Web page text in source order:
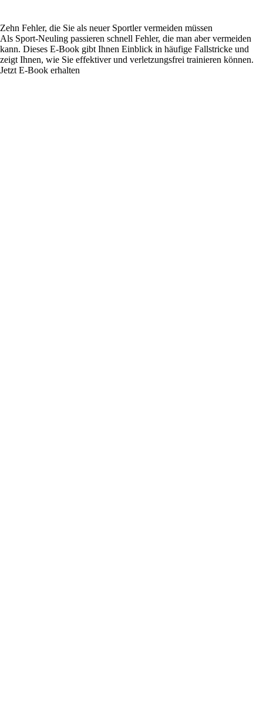
Zehn Fehler, die Sie als neuer Sportler vermeiden müssen
Als Sport-Neuling passieren schnell Fehler, die man aber vermeiden
kann. Dieses E-Book gibt Ihnen Einblick in häufige Fallstricke und
zeigt Ihnen, wie Sie effektiver und verletzungsfrei trainieren können.
Jetzt E-Book erhalten